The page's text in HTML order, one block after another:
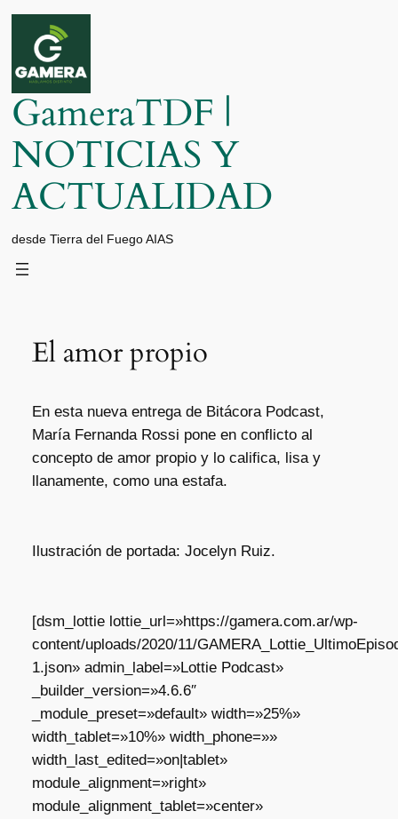
Saltar
contenido
GameraTDF |
NOTICIAS Y
ACTUALIDAD
desde Tierra del Fuego AIAS
El amor propio
En esta nueva entrega de Bitácora Podcast,
María Fernanda Rossi pone en conflicto al
concepto de amor propio y lo califica, lisa y
llanamente, como una estafa.
Ilustración de portada: Jocelyn Ruiz.
[dsm_lottie lottie_url=»https://gamera.com.ar/wp-
content/uploads/2020/11/
1.json» admin_label=»Lottie Podcast»
_builder_version=»4.6.6″
_module_preset=»default» width=»25%»
width_tablet=»10%» width_phone=»»
width_last_edited=»on|tablet»
module_alignment=»right»
module_alignment_tablet=»center»